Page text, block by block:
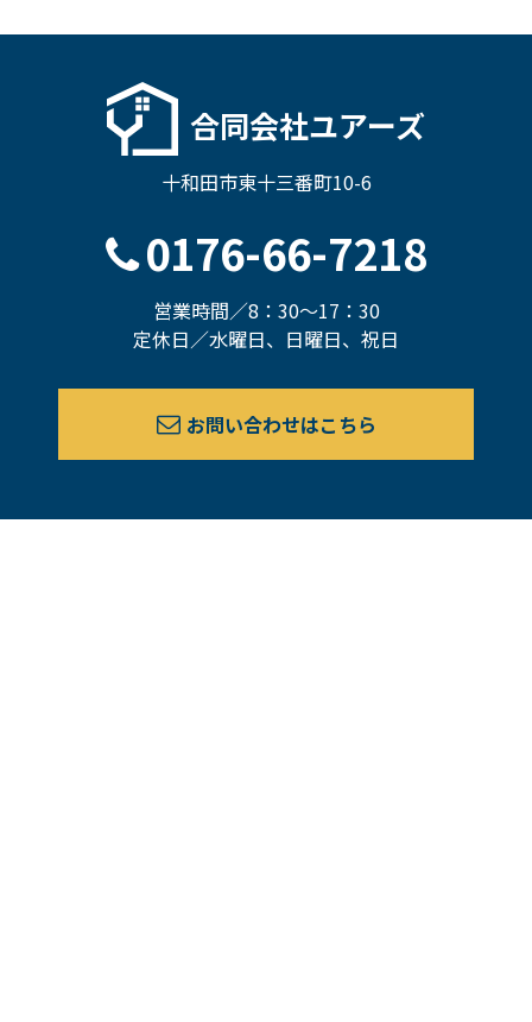
合同会社ユアーズ
十和田市東十三番町10-6
0176-66-7218
営業時間／8：30～17：30
定休日／水曜日、日曜日、祝日
お問い合わせはこちら